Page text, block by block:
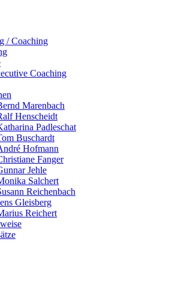
/ Coaching
Coaching
Marenbach
Henscheidt
Padleschat
Buschardt
Hofmann
Fanger
Jehle
Salchert
Reichenbach
Gleisberg
Reichert